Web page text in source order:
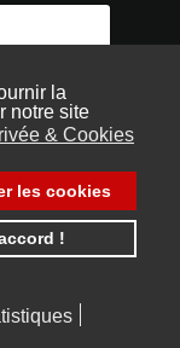
la
notre site
& Cookies
les cookies
!